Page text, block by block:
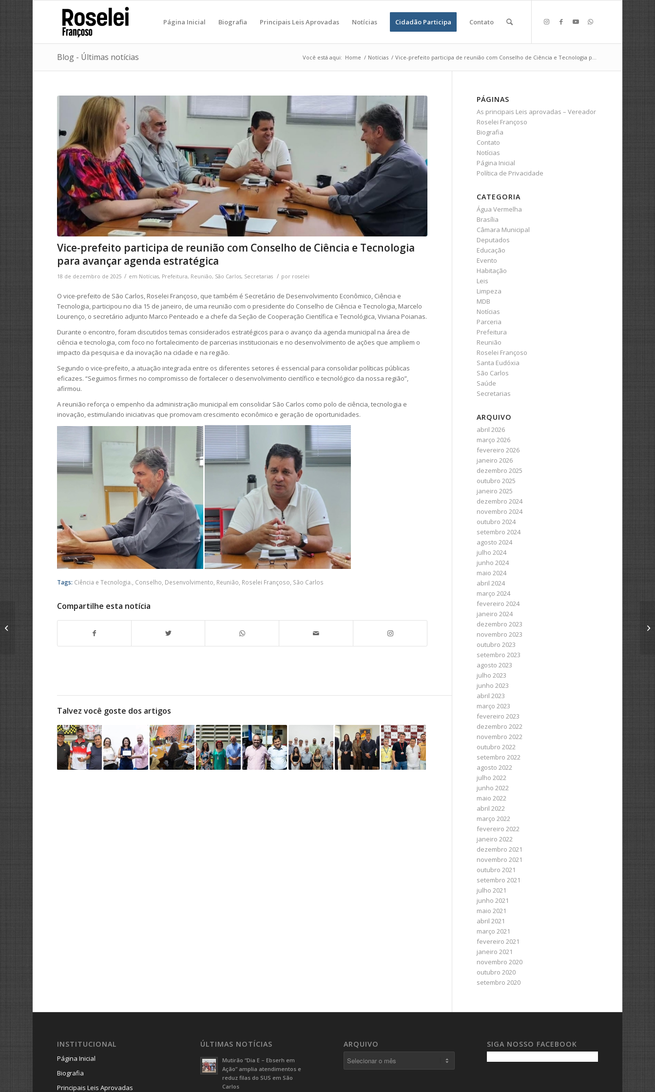
Página Inicial Biografia Principais Leis Aprovadas Notícias Cidadão Participa Contato
Blog - Últimas notícias Você está aqui: Home / Notícias / Vice-prefeito participa de reunião com Conselho de Ciência e Tecnologia p...
Vice-prefeito participa de reunião com Conselho de Ciência e Tecnologia
para avançar agenda estratégica
18 de dezembro de 2025 / em Notícias, Prefeitura, Reunião, São Carlos, Secretarias / por roselei
O vice-prefeito de São Carlos, Roselei Françoso, que também é Secretário de Desenvolvimento Econômico, Ciência e
Tecnologia, participou no dia 15 de janeiro, de uma reunião com o presidente do Conselho de Ciência e Tecnologia, Marcelo
Lourenço, o secretário adjunto Marco Penteado e a chefe da Seção de Cooperação Científica e Tecnológica, Viviana Poianas.
Durante o encontro, foram discutidos temas considerados estratégicos para o avanço da agenda municipal na área de
ciência e tecnologia, com foco no fortalecimento de parcerias institucionais e no desenvolvimento de ações que ampliem o
impacto da pesquisa e da inovação na cidade e na região.
Segundo o vice-prefeito, a atuação integrada entre os diferentes setores é essencial para consolidar políticas públicas
eficazes. “Seguimos firmes no compromisso de fortalecer o desenvolvimento científico e tecnológico da nossa região”,
afirmou.
A reunião reforça o empenho da administração municipal em consolidar São Carlos como polo de ciência, tecnologia e
inovação, estimulando iniciativas que promovam crescimento econômico e geração de oportunidades.
Tags: Ciência e Tecnologia. Conselho Desenvolvimento Reunião Roselei Françoso São Carlos
Compartilhe esta notícia
Talvez você goste dos artigos
PÁGINAS
As principais Leis aprovadas – Vereador
Roselei Françoso
Biografia
Contato
Notícias
Página Inicial
Política de Privacidade
CATEGORIA
Água Vermelha
Brasília
Câmara Municipal
Deputados
Educação
Evento
Habitação
Leis
Limpeza
MDB
Notícias
Parceria
Prefeitura
Reunião
Roselei Françoso
Santa Eudóxia
São Carlos
Saúde
Secretarias
ARQUIVO
abril 2026
março 2026
fevereiro 2026
janeiro 2026
dezembro 2025
outubro 2025
janeiro 2025
dezembro 2024
novembro 2024
outubro 2024
setembro 2024
agosto 2024
julho 2024
junho 2024
maio 2024
abril 2024
março 2024
fevereiro 2024
janeiro 2024
dezembro 2023
novembro 2023
outubro 2023
setembro 2023
agosto 2023
julho 2023
junho 2023
abril 2023
março 2023
fevereiro 2023
dezembro 2022
novembro 2022
outubro 2022
setembro 2022
agosto 2022
julho 2022
junho 2022
maio 2022
abril 2022
março 2022
fevereiro 2022
janeiro 2022
dezembro 2021
novembro 2021
outubro 2021
setembro 2021
julho 2021
junho 2021
maio 2021
abril 2021
março 2021
fevereiro 2021
janeiro 2021
novembro 2020
outubro 2020
setembro 2020
INSTITUCIONAL
Página Inicial
Biografia
Principais Leis Aprovadas
ÚLTIMAS NOTÍCIAS
Mutirão “Dia E – Ebserh em
Ação” amplia atendimentos e
reduz filas do SUS em São
Carlos
ARQUIVO SIGA NOSSO FACEBOOK
participa de reunião